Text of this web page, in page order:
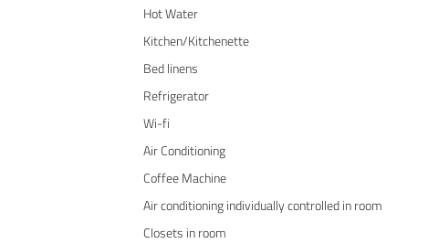
Hot Water
Kitchen/Kitchenette
Bed linens
Refrigerator
Wi-fi
Air Conditioning
Coffee Machine
Air conditioning individually controlled in room
Closets in room